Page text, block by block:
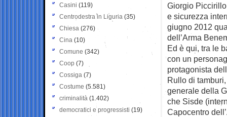
Giorgio
e sicurezza
giugno 2012
dell’Arma
Ed è qui, tra le
con un
protagonista
Rullo di
generale della
che Sisde
Capocentro
Casini (119)
Centrodestra in Liguria (35)
Chiesa (276)
Cina (10)
Comune (342)
Coop (7)
Cossiga (7)
Costume (5.581)
criminalità (1.402)
democratici e progressisti (19)